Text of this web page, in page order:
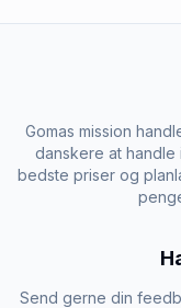
Gomas mission
danskere at
bedste priser og
Send gerne din